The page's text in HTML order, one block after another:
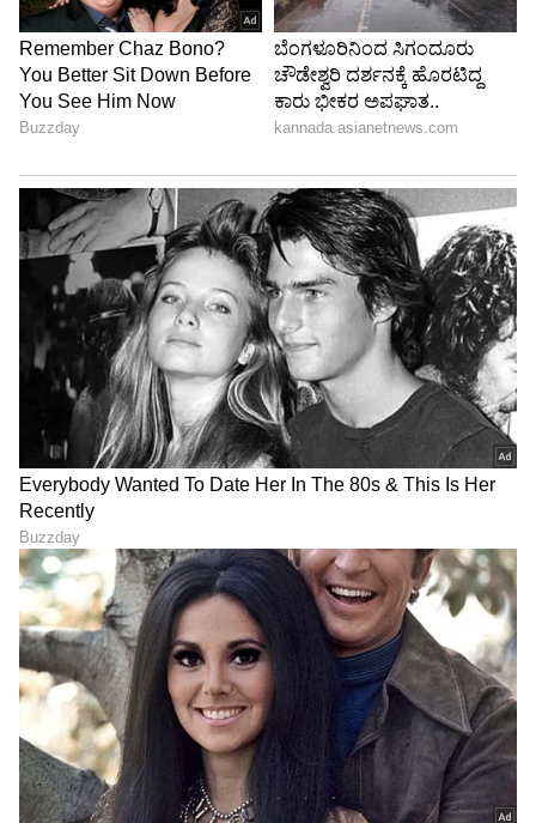
ABOUT THE AUTHOR
Sushma Hegde
ಸುವರ್ಣ ನ್ಯೂಸ್ ಸುದ್ದಿ ಮಾಧ್ಯಮದ ಡಿಜಿಟಲ್ ವಿಭಾಗದಲ್ಲಿ ಕಳೆದ
ಮೂರು ವರ್ಷಗಳಿಂದ ಕೆಲಸ ಮಾಡುತ್ತಿದ್ದೇನೆ. ದೃಶ್ಯ ಮಾಧ್ಯಮ,
SDM ಉಜಿರೆಯಲ್ಲಿ ಪತ್ರಿಕೋದ್ಯಮದ ಸ್ನಾತಕೋತ್ತರ ಪದವಿ.
ಸುದ್ದಿಲೋಕದಲ್ಲಿ ರಾಜಕೀಯ, ದೇಶ, ಜ್ಯೋತಿಷ್ಯ, ಜೀವನಶೈಲಿ,
ವಾಣಿಜ್ಯ, ಕ್ರೈಂ ಸುದ್ದಿಗಳಲ್ಲಿ ಆಸಕ್ತಿ.
ಜ್ಯೋತಿಷ್ಯ ಶನಿ
DOWNLOAD APP
RECOMMENDED STORIES